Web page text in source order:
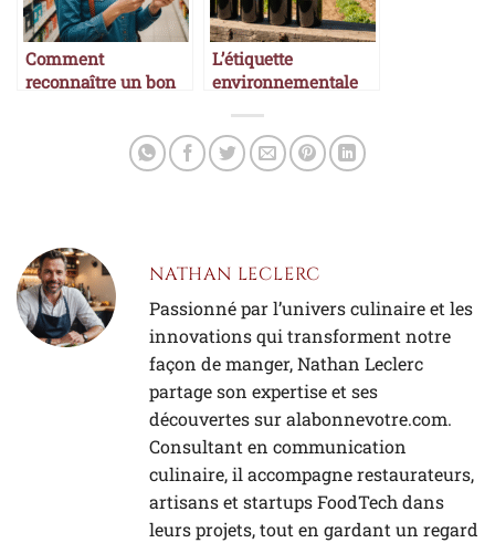
Comment
reconnaître un bon
L’étiquette
environnementale
NATHAN LECLERC
Passionné par l’univers culinaire et les
innovations qui transforment notre
façon de manger, Nathan Leclerc
partage son expertise et ses
découvertes sur alabonnevotre.com.
Consultant en communication
culinaire, il accompagne restaurateurs,
artisans et startups FoodTech dans
leurs projets, tout en gardant un regard